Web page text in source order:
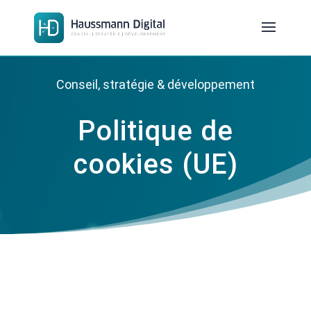
Conseil, stratégie & développement
Politique de
cookies (UE)